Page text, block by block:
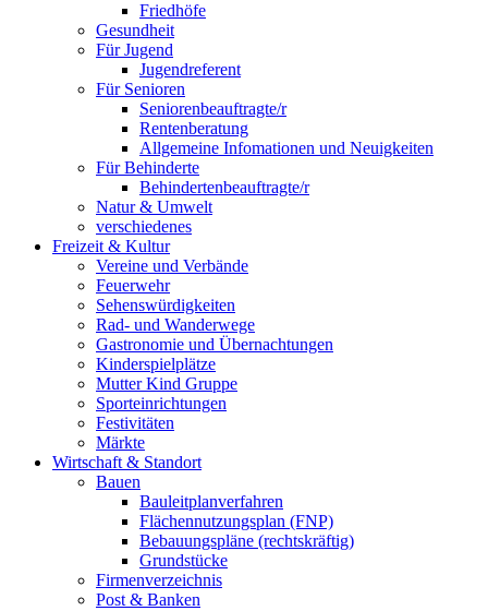
Friedhöfe
Gesundheit
Für Jugend
Jugendreferent
Für Senioren
Seniorenbeauftragte/r
Rentenberatung
Allgemeine Infomationen und Neuigkeiten
Für Behinderte
Behindertenbeauftragte/r
Natur & Umwelt
verschiedenes
Freizeit & Kultur
Vereine und Verbände
Feuerwehr
Sehenswürdigkeiten
Rad- und Wanderwege
Gastronomie und Übernachtungen
Kinderspielplätze
Mutter Kind Gruppe
Sporteinrichtungen
Festivitäten
Märkte
Wirtschaft & Standort
Bauen
Bauleitplanverfahren
Flächennutzungsplan (FNP)
Bebauungspläne (rechtskräftig)
Grundstücke
Firmenverzeichnis
Post & Banken